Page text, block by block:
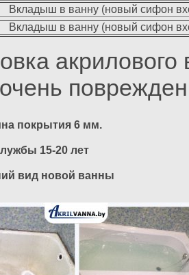
Вкладыш в ванну (новый сифон
Вкладыш в ванну (новый сифон
покрытия 6 мм.
15-20 лет
вид новой ванны